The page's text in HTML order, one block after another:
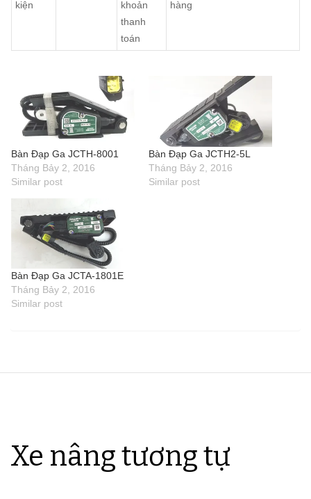
kiện
khoản
thanh
toán
hàng
Bàn Đạp Ga JCTH-8001
Tháng Bảy 2, 2016
Similar post
Bàn Đạp Ga JCTH2-5L
Tháng Bảy 2, 2016
Similar post
Bàn Đạp Ga JCTA-1801E
Tháng Bảy 2, 2016
Similar post
Xe nâng tương tự